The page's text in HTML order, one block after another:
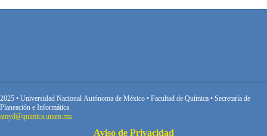
2025 • Universidad Nacional Autónoma de México • Facultad de Química • Secretaría de
Planeación e Informática
amyd@quimica.unam.mx
Aviso de Privacidad